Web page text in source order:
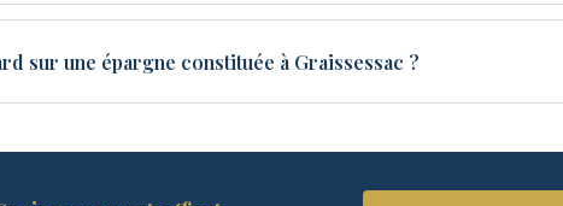
sur une épargne constituée à Graissessac ?